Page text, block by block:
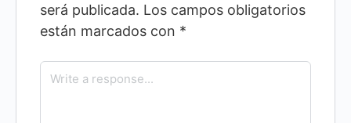
será publicada. Los campos obligatorios
están marcados con *